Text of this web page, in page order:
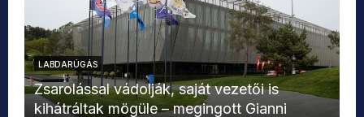
LABDARÚGÁS
Zsarolással vádolják, saját vezetői is
kihátráltak mögüle – megingott Gianni